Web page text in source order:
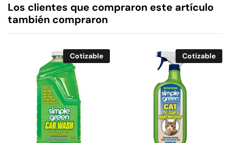
Los clientes que compraron este artículo
también compraron
Cotizable Cotizable